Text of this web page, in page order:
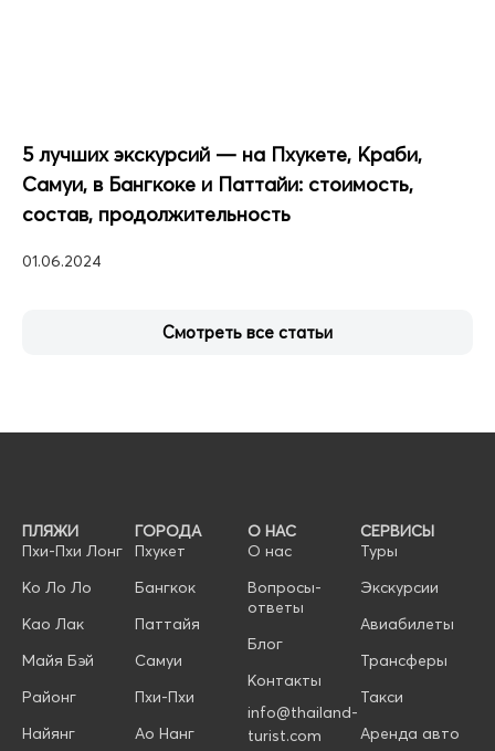
5 лучших экскурсий — на Пхукете, Краби,
Самуи, в Бангкоке и Паттайи: стоимость,
состав, продолжительность
01.06.2024
Смотреть все статьи
ПЛЯЖИ
Пхи-Пхи Лонг
Ко Ло Ло
Као Лак
Майя Бэй
Районг
Найянг
ГОРОДА
Пхукет
Бангкок
Паттайя
Самуи
Пхи-Пхи
Ао Нанг
О НАС
О нас
Вопросы-
ответы
Блог
Контакты
info@thailand-
turist.com
СЕРВИСЫ
Туры
Экскурсии
Авиабилеты
Трансферы
Такси
Аренда авто